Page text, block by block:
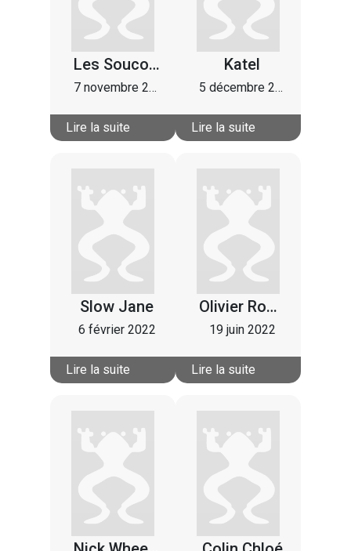
Les Soucoupes Violentes
7 novembre 2021
Lire la suite
Katel
5 décembre 2021
Lire la suite
Slow Jane
6 février 2022
Lire la suite
Olivier Rocabois
19 juin 2022
Lire la suite